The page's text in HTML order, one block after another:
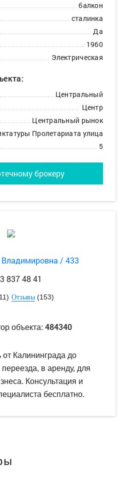
балкон
сталинка
Да
1960
Электрическая
Центральный
Центр
Центральный рынок
Пролетариата улица
5
брокеру
/ 433
837 48 41
Отзывы(153)
объекта: 484340
Калининграда до
в аренду, для
Консультация и
бесплатно.